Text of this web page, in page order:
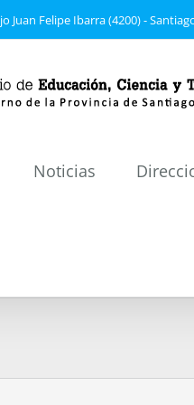
Juan Felipe Ibarra (4200) -
Noticias